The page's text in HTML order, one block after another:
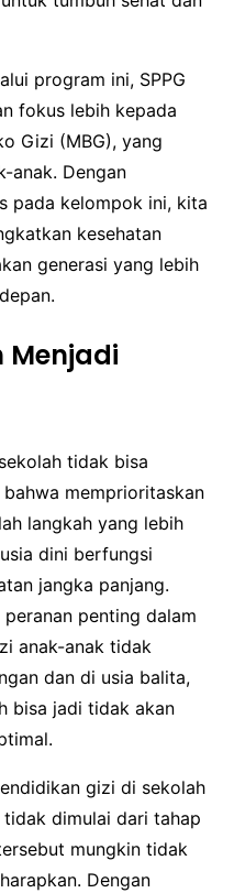
program ini, SPPG
fokus lebih kepada
Gizi (MBG), yang
anak. Dengan
pada kelompok ini, kita
kesehatan
generasi yang lebih
Menjadi
tidak bisa
memprioritaskan
langkah yang lebih
dini berfungsi
jangka panjang.
penting dalam
anak-anak tidak
dan di usia balita,
bisa jadi tidak akan
gizi di sekolah
dimulai dari tahap
mungkin tidak
Dengan